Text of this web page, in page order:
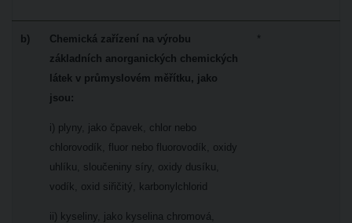
b)
Chemická zařízení na výrobu
základních anorganických chemických
látek v průmyslovém měřítku, jako
jsou:
i) plyny, jako čpavek, chlor nebo
chlorovodík, fluor nebo fluorovodík, oxidy
uhlíku, sloučeniny síry, oxidy dusíku,
vodík, oxid siřičitý, karbonylchlorid
ii) kyseliny, jako kyselina chromová,
*